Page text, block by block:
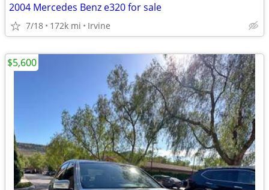
2004 Mercedes Benz e320 for sale
7/18 172k mi Irvine
$5,600